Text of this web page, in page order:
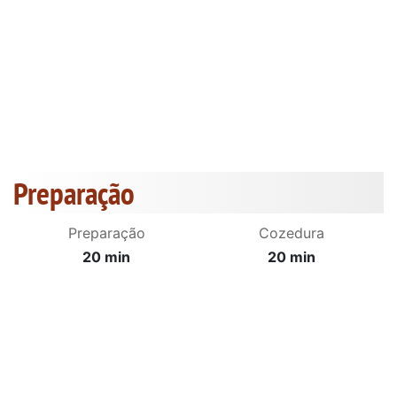
Preparação
Preparação
20 min
Cozedura
20 min